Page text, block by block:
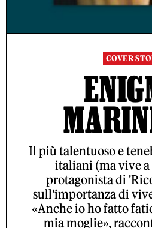
COVER
Il più talentuoso e
italiani (ma vive
protagonista di
sull'importanza di
«Anche io ho fatto
mia moglie»,